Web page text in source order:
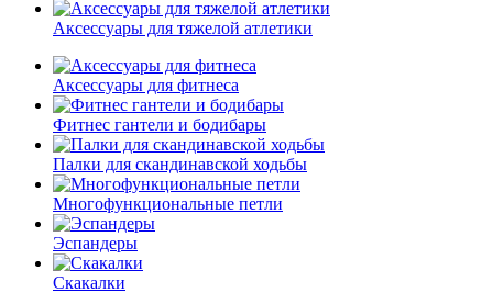
Аксессуары для тяжелой атлетики
Аксессуары для фитнеса
Фитнес гантели и бодибары
Палки для скандинавской ходьбы
Многофункциональные петли
Эспандеры
Скакалки